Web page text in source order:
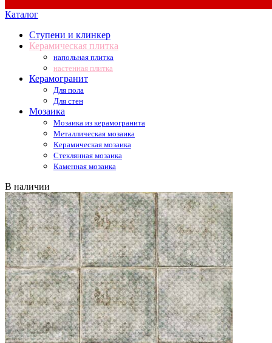
Каталог
Ступени и клинкер
Керамическая плитка
напольная плитка
настенная плитка
Керамогранит
Для пола
Для стен
Мозаика
Мозаика из керамогранита
Металлическая мозаика
Керамическая мозаика
Стеклянная мозаика
Каменная мозаика
В наличии